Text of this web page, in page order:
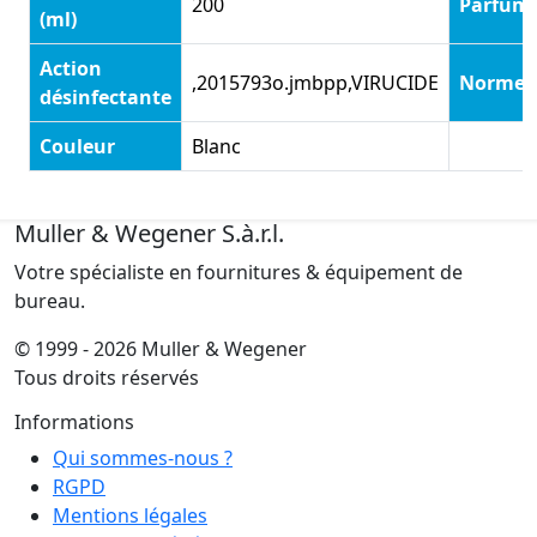
(ml)
Action
désinfectante
,2015793o.jmbpp,VIRUCIDE Normes
Couleur Blanc
Muller & Wegener S.à.r.l.
Votre spécialiste en fournitures & équipement de
bureau.
© 1999 - 2026 Muller & Wegener
Tous droits réservés
Informations
Qui sommes-nous ?
RGPD
Mentions légales